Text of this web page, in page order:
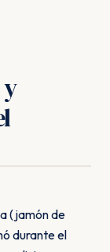
(jamón de
durante el